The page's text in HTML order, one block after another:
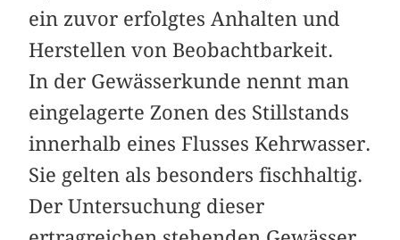
ein zuvor erfolgtes Anhalten und
Herstellen von Beobachtbarkeit.
In der Gewässerkunde nennt man
eingelagerte Zonen des Stillstands
innerhalb eines Flusses Kehrwasser.
Sie gelten als besonders fischhaltig.
Der Untersuchung dieser